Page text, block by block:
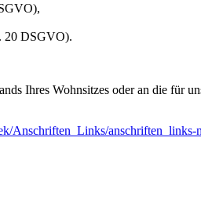
20 DSGVO).
Ihres Wohnsitzes oder an die für
Anschriften_Links/anschriften_links-